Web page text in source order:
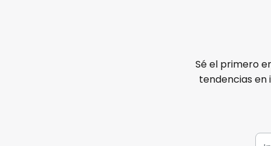
Sé el primero
tendencias en